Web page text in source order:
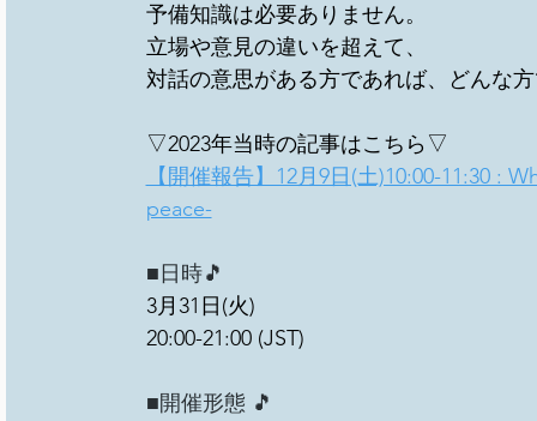
予備知識は必要ありません。
立場や意見の違いを超えて、
対話の意思がある方であれば、どんな
▽2023年当時の記事はこちら▽
【開催報告】12月9日(土)10:00-11:30 :
peace-
■日時🎵
3月31日(火)
20:00-21:00 (JST)
■開催形態 🎵